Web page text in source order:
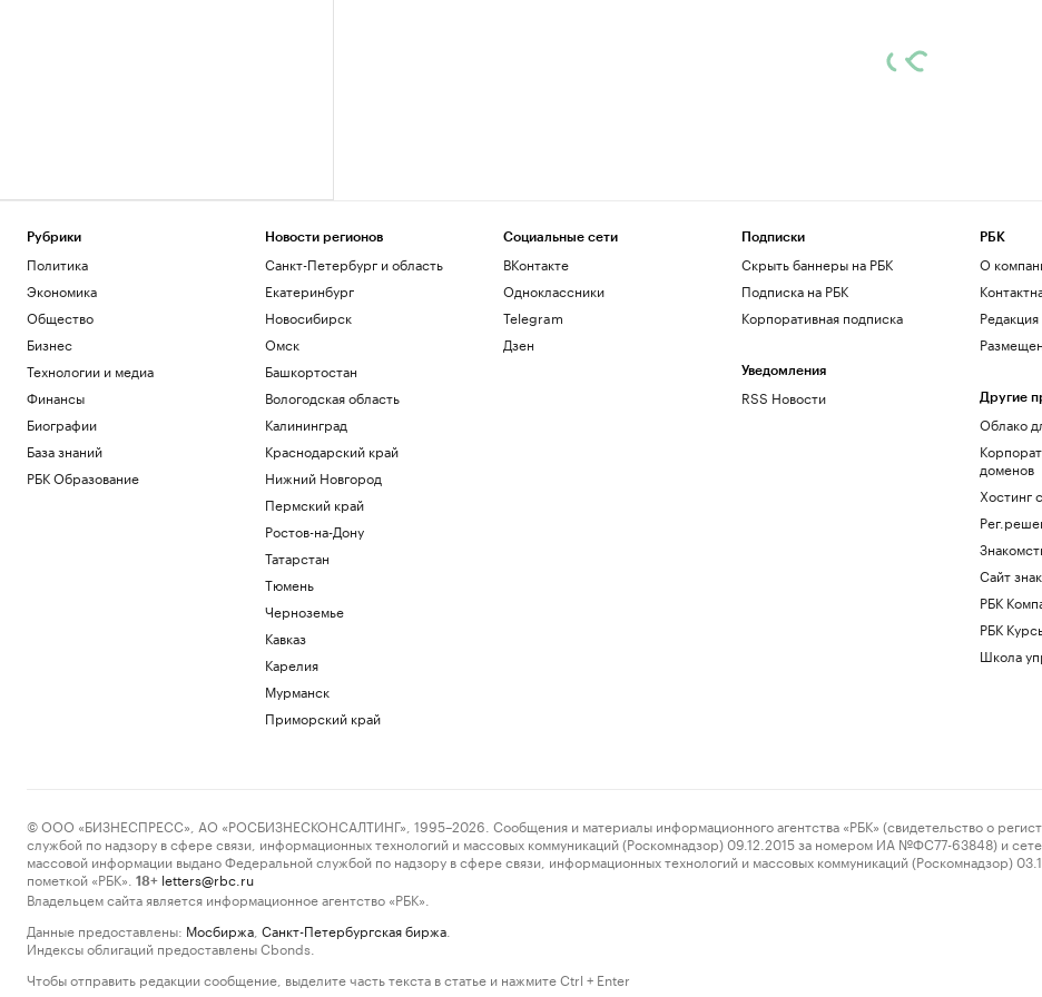
Рубрики
Политика
Экономика
Общество
Бизнес
Технологии и медиа
Финансы
Биографии
База знаний
РБК Образование
Новости регионов
Санкт-Петербург и область
Екатеринбург
Новосибирск
Омск
Башкортостан
Вологодская область
Калининград
Краснодарский край
Нижний Новгород
Пермский край
Ростов-на-Дону
Татарстан
Тюмень
Черноземье
Кавказ
Карелия
Мурманск
Приморский край
Социальные сети
ВКонтакте
Одноклассники
Telegram
Дзен
Подписки
Скрыть баннеры на РБК
Подписка на РБК
Корпоративная подписка
Уведомления
RSS Новости
РБК
О
Редакция
Другие
Облако
доменов
Хостинг
Сайт
РБК
РБК
Школа
© ООО «БИЗНЕСПРЕСС», АО «РОСБИЗНЕСКОНСАЛТИНГ», 1995–2026. Сообщения и материалы информационного агентства «РБК» (свидетельство о
службой по надзору в сфере связи, информационных технологий и массовых коммуникаций (Роскомнадзор) 09.12.2015 за номером ИА №ФС77-63848) и
массовой информации выдано Федеральной службой по надзору в сфере связи, информационных технологий и массовых коммуникаций (Роскомнадзор)
пометкой «РБК».
18+ letters@rbc.ru
Владельцем сайта является информационное агентство «РБК».
Данные предоставлены: Мосбиржа Санкт-Петербургская биржа
Индексы облигаций предоставлены Cbonds.
Чтобы отправить редакции сообщение, выделите часть текста в статье и нажмите Ctrl + Enter